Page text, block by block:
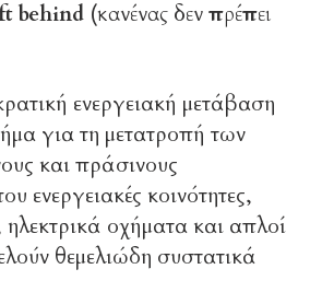
(κανένας δεν πρέπει
ενεργειακή μετάβαση
για τη μετατροπή των
και πράσινους
ενεργειακές κοινότητες,
ηλεκτρικά οχήματα και απλοί
θεμελιώδη συστατικά